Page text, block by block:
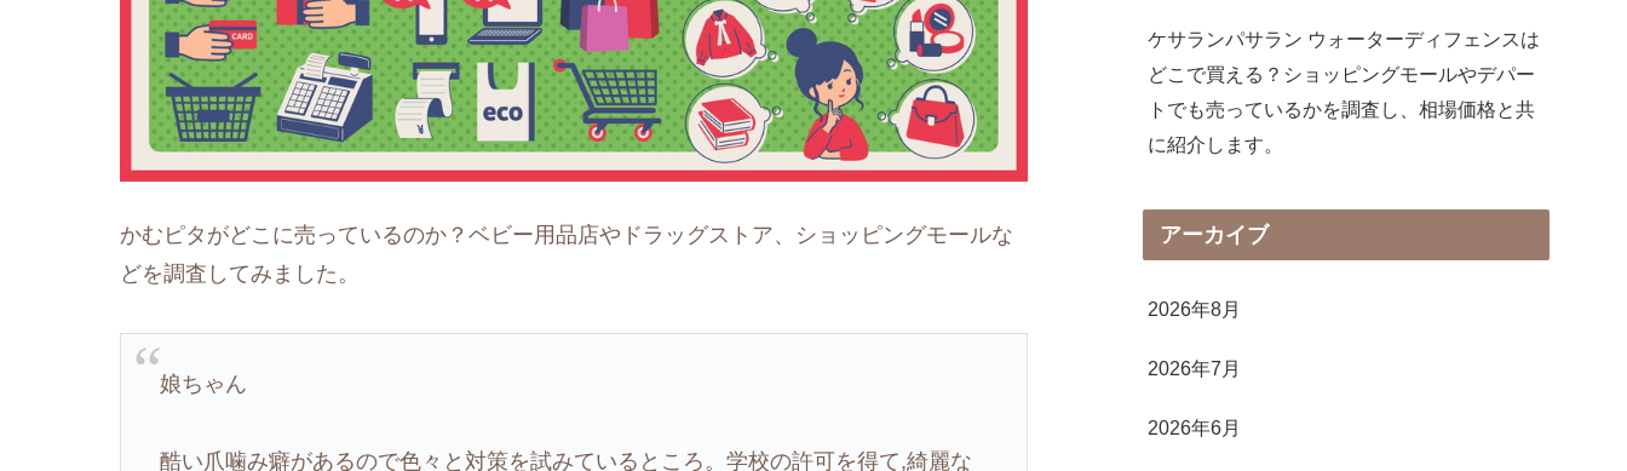
かむピタがどこに売っているのか？ベビー用品店やドラッグストア、ショッピングモールな
どを調査してみました。
娘ちゃん
酷い爪噛み癖があるので色々と対策を試みているところ。学校の許可を得て,綺麗な
ケサランパサラン ウォーターディフェンスは
どこで買える？ショッピングモールやデパー
トでも売っているかを調査し、相場価格と共
に紹介します。
アーカイブ
2026年8月
2026年7月
2026年6月